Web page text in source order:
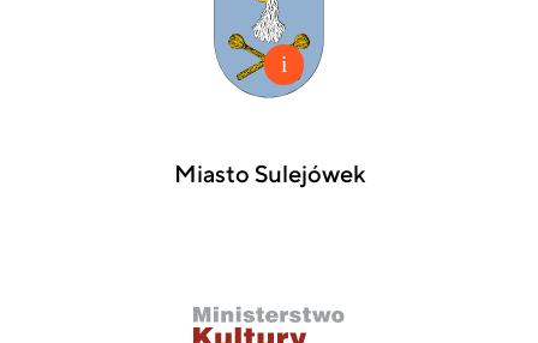
Miasto Sulejówek